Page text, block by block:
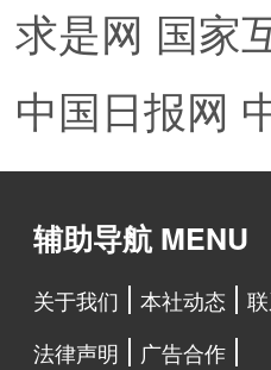
求是网 国家
中国日报网
辅助导航 MENU
关于我们 本社动态
法律声明
广告合作